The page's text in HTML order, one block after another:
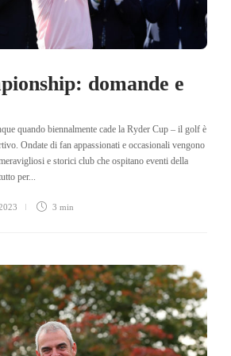
domande e
quando biennalmente cade la Ryder Cup – il golf è
Ondate di fan appassionati e occasionali vengono
e storici club che ospitano eventi della
per...
3 min